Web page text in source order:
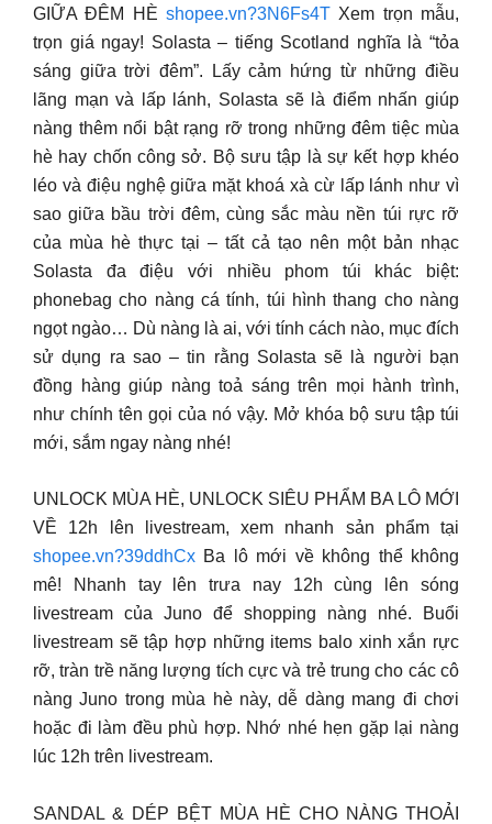
GIỮA ĐÊM HÈ shopee.vn?3N6Fs4T Xem trọn mẫu,
trọn giá ngay! Solasta – tiếng Scotland nghĩa là “tỏa
sáng giữa trời đêm”. Lấy cảm hứng từ những điều
lãng mạn và lấp lánh, Solasta sẽ là điểm nhấn giúp
nàng thêm nổi bật rạng rỡ trong những đêm tiệc mùa
hè hay chốn công sở. Bộ sưu tập là sự kết hợp khéo
léo và điệu nghệ giữa mặt khoá xà cừ lấp lánh như vì
sao giữa bầu trời đêm, cùng sắc màu nền túi rực rỡ
của mùa hè thực tại – tất cả tạo nên một bản nhạc
Solasta đa điệu với nhiều phom túi khác biệt:
phonebag cho nàng cá tính, túi hình thang cho nàng
ngọt ngào… Dù nàng là ai, với tính cách nào, mục đích
sử dụng ra sao – tin rằng Solasta sẽ là người bạn
đồng hàng giúp nàng toả sáng trên mọi hành trình,
như chính tên gọi của nó vậy. Mở khóa bộ sưu tập túi
mới, sắm ngay nàng nhé!
UNLOCK MÙA HÈ, UNLOCK SIÊU PHẨM BA LÔ MỚI
VỀ 12h lên livestream, xem nhanh sản phẩm tại
shopee.vn?39ddhCx Ba lô mới về không thể không
mê! Nhanh tay lên trưa nay 12h cùng lên sóng
livestream của Juno để shopping nàng nhé. Buổi
livestream sẽ tập hợp những items balo xinh xắn rực
rỡ, tràn trề năng lượng tích cực và trẻ trung cho các cô
nàng Juno trong mùa hè này, dễ dàng mang đi chơi
hoặc đi làm đều phù hợp. Nhớ nhé hẹn gặp lại nàng
lúc 12h trên livestream.
SANDAL & DÉP BỆT MÙA HÈ CHO NÀNG THOẢI